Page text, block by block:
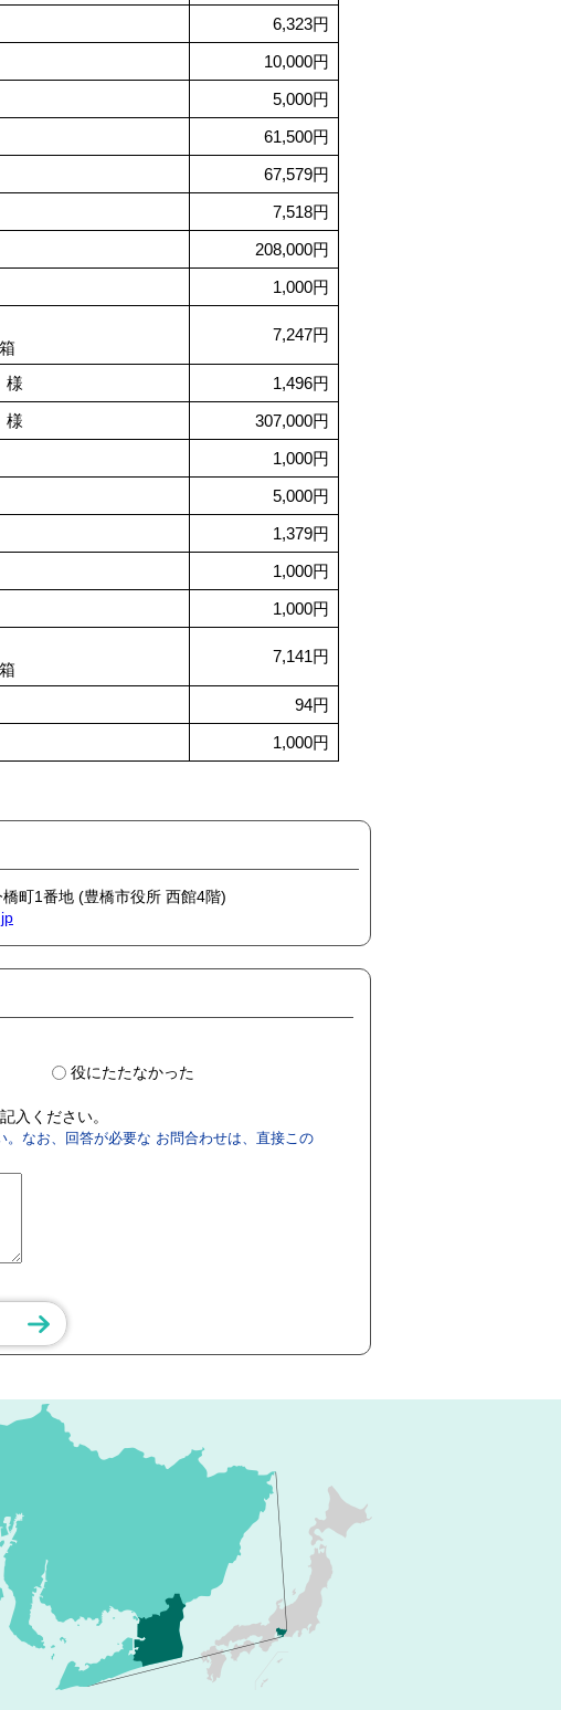
6,323円
10,000円
5,000円
61,500円
67,579円
7,518円
208,000円
1,000円
7,247円
様
1,496円
様
307,000円
1,000円
5,000円
1,379円
1,000円
1,000円
7,141円
94円
1,000円
町1番地 (豊橋市役所 西館4階)
役にたたなかった
入ください。
。なお、回答が必要な お問合わせは、直接この